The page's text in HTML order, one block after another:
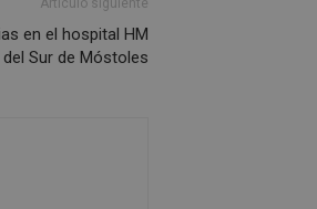
en el hospital HM
Sur de Móstoles
Este es un identificador de propósito general que se
es un número generado al azar, la forma en
usa puede ser específico del sitio, pero un buen
es mantener un estado de inicio de sesión para un